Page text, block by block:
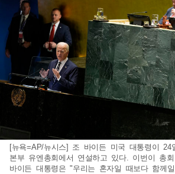
[뉴욕=AP/뉴시스] 조 바이든 미국 대통령이 24
본부 유엔총회에서 연설하고 있다. 이번이 총
바이든 대통령은 "우리는 혼자일 때보다 함께